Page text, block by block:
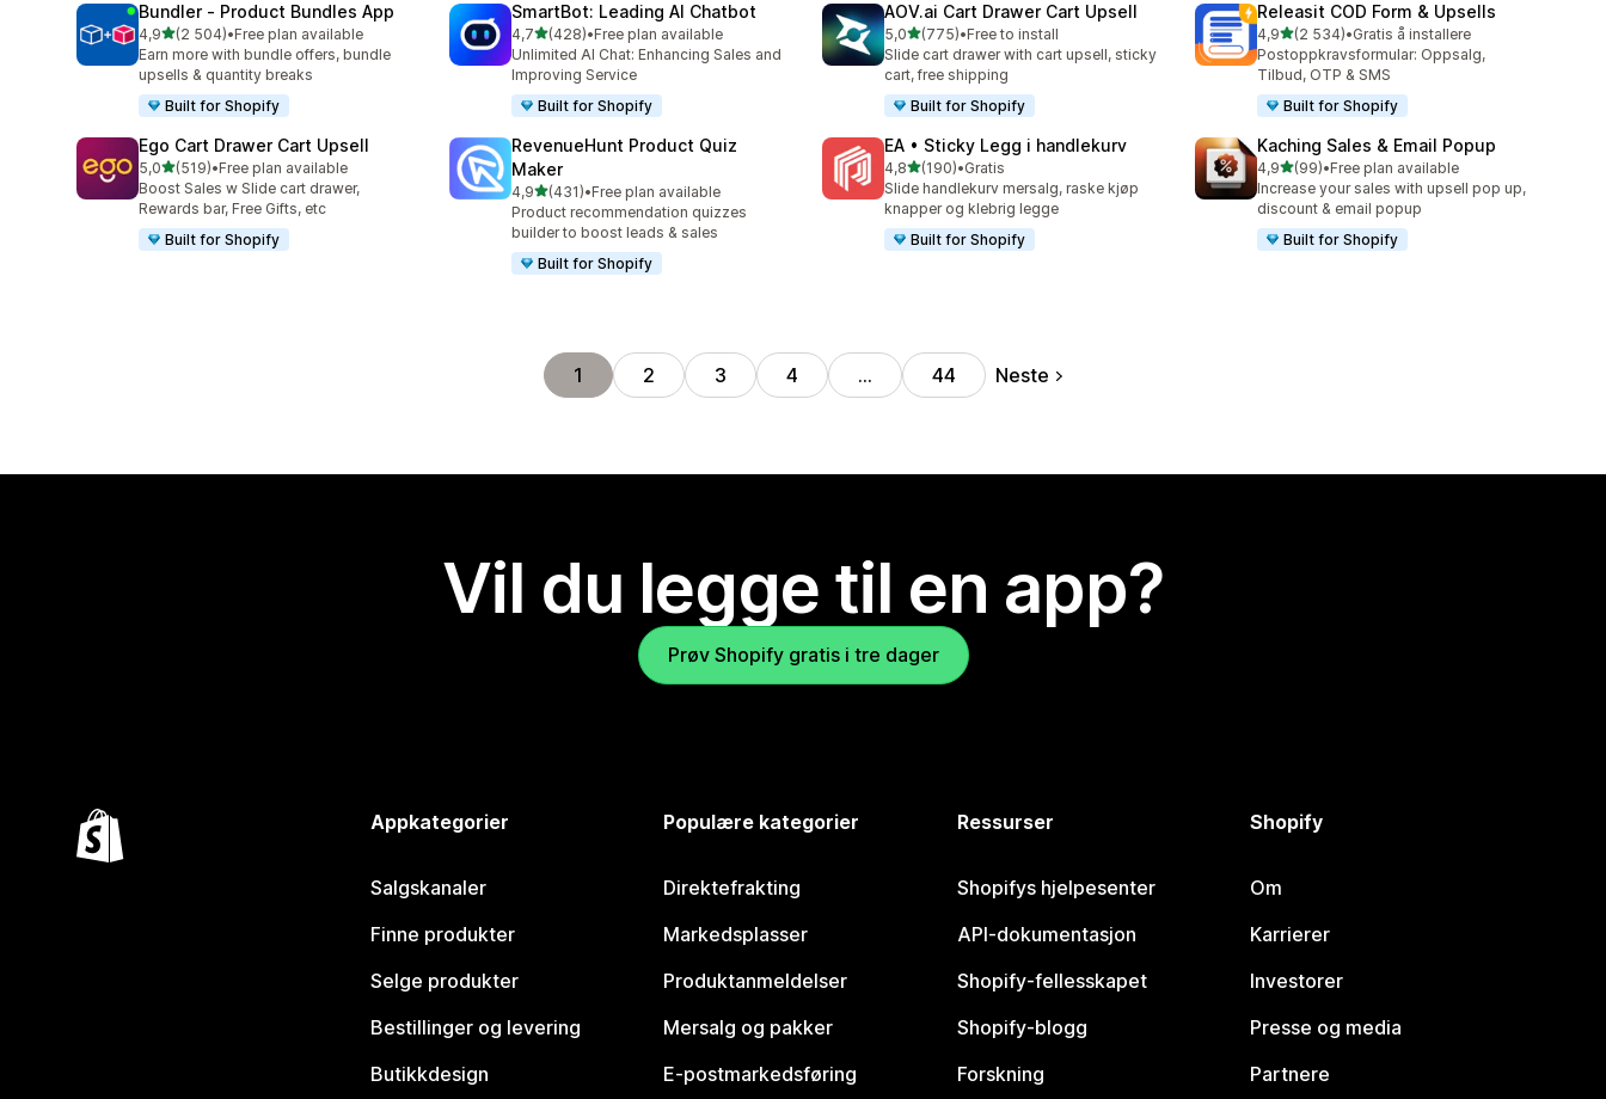
Bundler ‑ Product Bundles App
4,9av 5 stjerner
(2 504)
Totalt 2504 omtaler
•Free plan available
Earn more with bundle offers, bundle
upsells & quantity breaks
Built for Shopify
SmartBot: Leading AI Chatbot
4,7av 5 stjerner
(428)
Totalt 428 omtaler
•Free plan available
Unlimited AI Chat: Enhancing Sales and
Improving Service
Built for Shopify
AOV.ai Cart Drawer Cart Upsell
5,0av 5 stjerner
(775)
Totalt 775 omtaler
•Free to install
Slide cart drawer with cart upsell, sticky
cart, free shipping
Built for Shopify
Releasit COD Form & Upsells
4,9av 5 stjerner
(2 534)
Totalt 2534 omtaler
•Gratis å installere
Postoppkravsformular: Oppsalg,
Tilbud, OTP & SMS
Built for Shopify
Ego Cart Drawer Cart Upsell
5,0av 5 stjerner
(519)
Totalt 519 omtaler
•Free plan available
Boost Sales w Slide cart drawer,
Rewards bar, Free Gifts, etc
Built for Shopify
RevenueHunt Product Quiz
Maker
4,9av 5 stjerner
(431)
Totalt 431 omtaler
•Free plan available
Product recommendation quizzes
builder to boost leads & sales
Built for Shopify
EA • Sticky Legg i handlekurv
4,8av 5 stjerner
(190)
Totalt 190 omtaler
•Gratis
Slide handlekurv mersalg, raske kjøp
knapper og klebrig legge
Built for Shopify
Kaching Sales & Email Popup
4,9av 5 stjerner
(99)
Totalt 99 omtaler
•Free plan available
Increase your sales with upsell pop up,
discount & email popup
Built for Shopify
1 2 3 4 … 44 Neste
Vil du legge til en app?
Prøv Shopify gratis i tre dager
Appkategorier
Salgskanaler
Finne produkter
Selge produkter
Bestillinger og levering
Butikkdesign
Populære kategorier
Direktefrakting
Markedsplasser
Produktanmeldelser
Mersalg og pakker
E-postmarkedsføring
Ressurser
Shopifys hjelpesenter
API-dokumentasjon
Shopify-fellesskapet
Shopify-blogg
Forskning
Shopify
Om
Karrierer
Investorer
Presse og media
Partnere